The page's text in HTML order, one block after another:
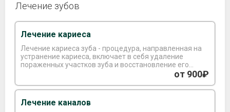
Лечение зубов
Лечение кариеса
Лечение кариеса зуба - процедура, направленная на
устранение кариеса, включает в себя удаление
пораженных участков зуба и восстановление его
формы с использованием специального материала.
от 900₽
Лечение каналов